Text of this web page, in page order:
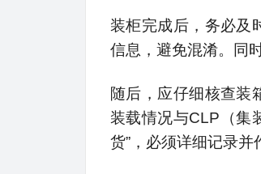
装柜完成后，务必及
信息，避免混淆。同
随后，应仔细核查装
装载情况与CLP（集
货”，必须详细记录并